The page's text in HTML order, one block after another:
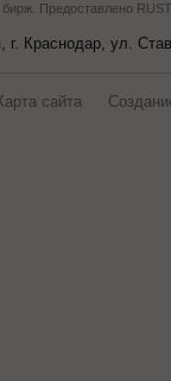
бирж. Предоставлено
Краснодар, ул.
сайта